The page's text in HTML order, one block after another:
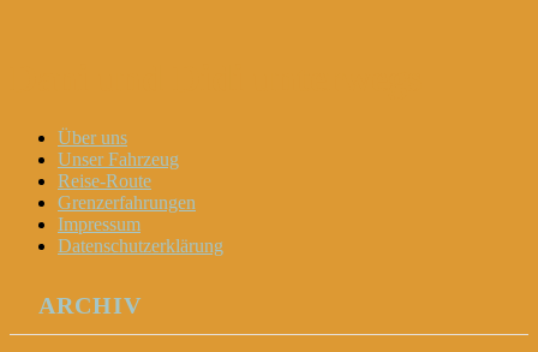
Menu
Widgets
Search
Skip
content
Über uns
Unser Fahrzeug
Reise-Route
Grenzerfahrungen
Impressum
Datenschutzerklärung
ARCHIV